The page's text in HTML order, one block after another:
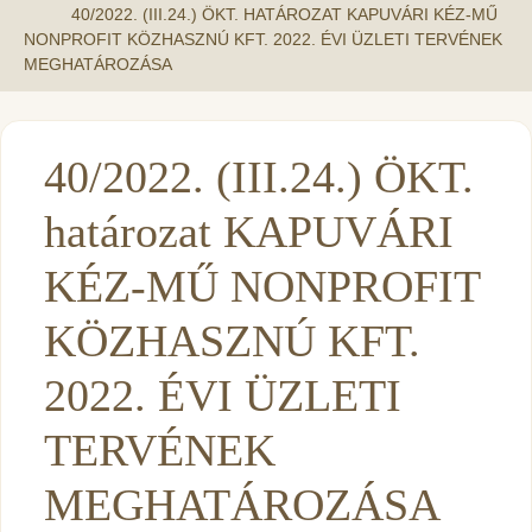
40/2022. (III.24.) ÖKT. HATÁROZAT KAPUVÁRI KÉZ-MŰ
NONPROFIT KÖZHASZNÚ KFT. 2022. ÉVI ÜZLETI TERVÉNEK
MEGHATÁROZÁSA
40/2022. (III.24.) ÖKT.
határozat KAPUVÁRI
KÉZ-MŰ NONPROFIT
KÖZHASZNÚ KFT.
2022. ÉVI ÜZLETI
TERVÉNEK
MEGHATÁROZÁSA